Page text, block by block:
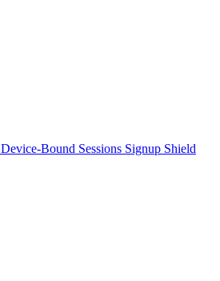
Device-Bound Sessions Signup Shield